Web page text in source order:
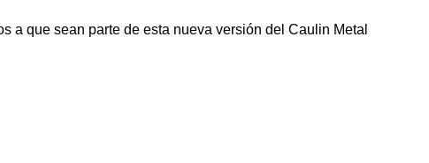
a que sean parte de esta nueva versión del Caulin Metal